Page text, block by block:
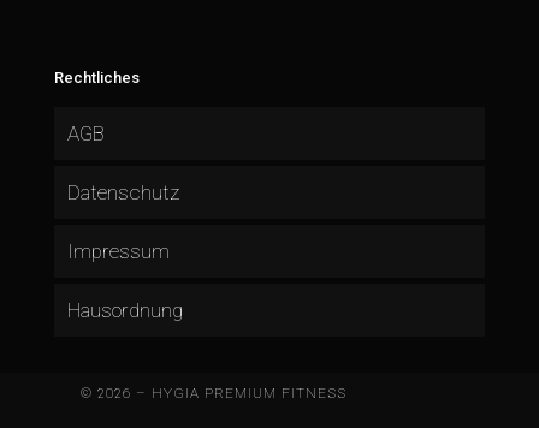
Rechtliches
AGB
Datenschutz
Impressum
Hausordnung
© 2026 – HYGIA PREMIUM FITNESS